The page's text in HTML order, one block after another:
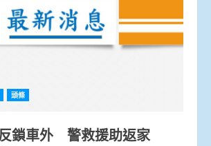
頭條
鎖車外 警救援助返家